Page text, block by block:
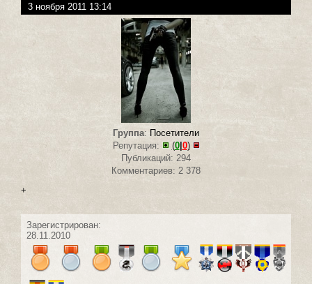
3 ноября 2011 13:14
Группа: Посетители
Репутация:
(0| 0)
Публикаций: 294
Комментариев: 2 378
+
Зарегистрирован:
28.11.2010